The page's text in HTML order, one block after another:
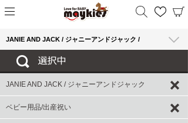
JANIE AND JACK / ジャニーアンドジャック /
JANIE AND JACK / ジャニーアンドジャック
ベビー用品/出産祝い